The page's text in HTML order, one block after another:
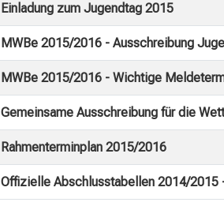
Einladung zum Jugendtag 2015
MWBe 2015/2016 - Ausschreibung
MWBe 2015/2016 - Wichtige
Gemeinsame Ausschreibung für die
Rahmenterminplan 2015/2016
Offizielle Abschlusstabellen 2014/2015